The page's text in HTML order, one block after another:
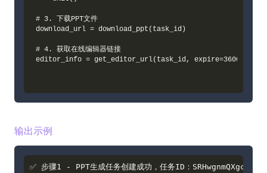
# 3. 下载PPT文件
download_url = download_ppt(task_id)
# 4. 获取在线编辑器链接
输出示例
✅ 步骤1 - PPT生成任务创建成功，任务ID：